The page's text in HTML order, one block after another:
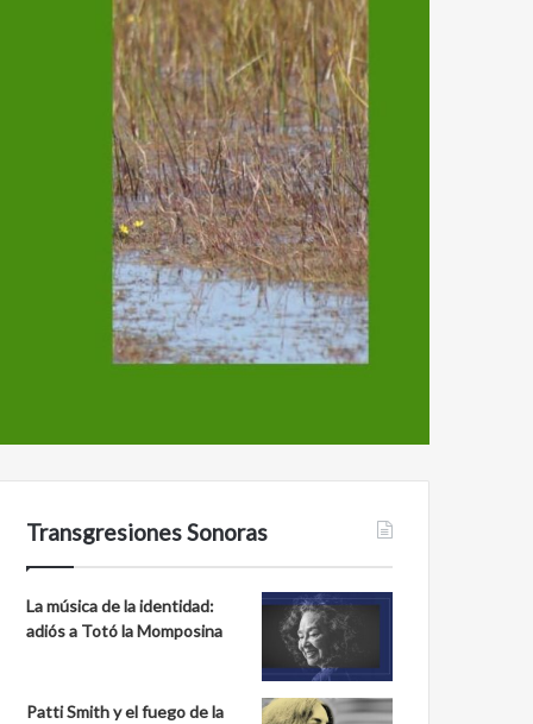
Transgresiones Sonoras
La música de la identidad:
adiós a Totó la Momposina
Patti Smith y el fuego de la